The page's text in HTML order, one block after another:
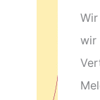
wir